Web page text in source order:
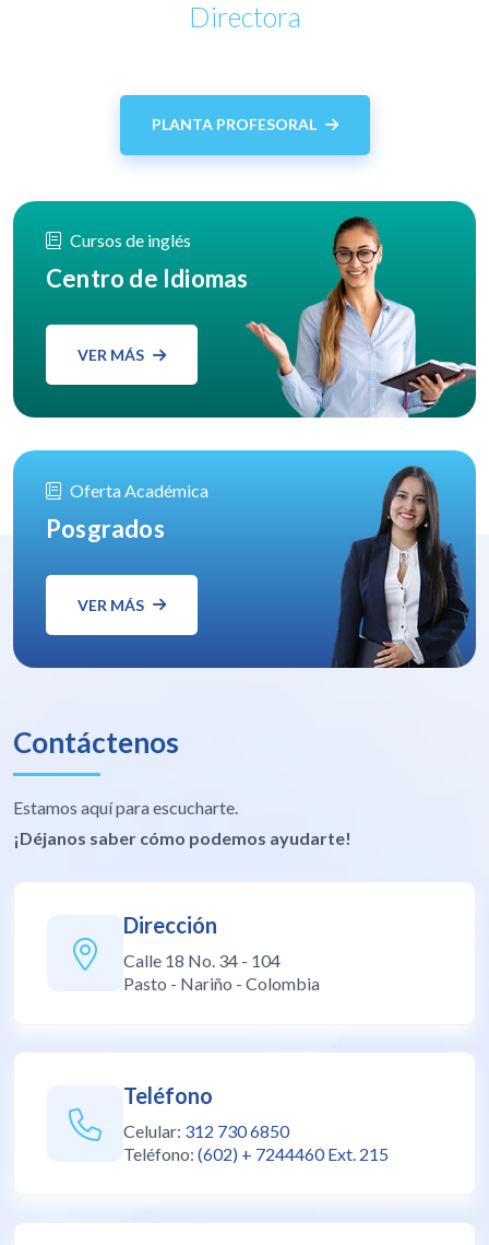
Directora
PLANTA PROFESORAL
Cursos de inglés
Centro de Idiomas
VER MÁS
Oferta Académica
Posgrados
VER MÁS
Contáctenos
Estamos aquí para escucharte.
¡Déjanos saber cómo podemos ayudarte!
Dirección
Calle 18 No. 34 - 104
Pasto - Nariño - Colombia
Teléfono
Celular: 312 730 6850
Teléfono: (602) + 7244460 Ext. 215